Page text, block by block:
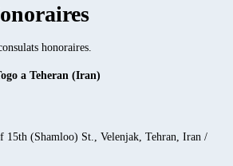
honoraires.
a Teheran (Iran)
15th (Shamloo) St., Velenjak, Tehran, Iran /